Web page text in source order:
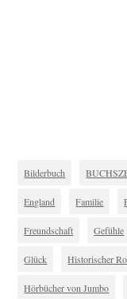
Bilderbuch
England Familie
Freundschaft Gefühle
Glück Historischer
Hörbücher von Jumbo